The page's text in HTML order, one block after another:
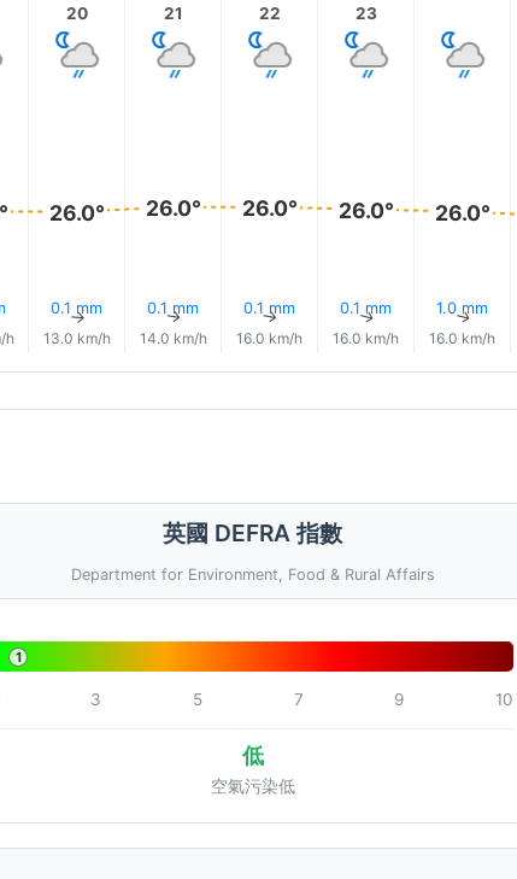
h
20
26.0°
0.1 mm
↑
13.0 km/h
21
26.0°
0.1 mm
↑
14.0 km/h
22
26.0°
0.1 mm
↑
16.0 km/h
23
26.0°
0.1 mm
↑
16.0 km/h
26.0°
1.0 mm
↑
16.0 km/h
英國 DEFRA 指數
Department for Environment, Food & Rural Affairs
1
3 5 7 9 10
低
空氣污染低